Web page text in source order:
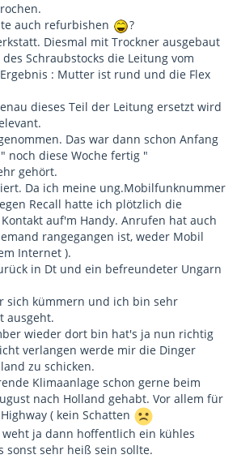
auch refurbishen
?
Diesmal mit Trockner ausgebaut
Schraubstocks die Leitung vom
: Mutter ist rund und die Flex
dieses Teil der Leitung ersetzt wird
Das war dann schon Anfang
noch diese Woche fertig "
gehört.
Da ich meine ung.Mobilfunknummer
Recall hatte ich plötzlich die
auf'm Handy. Anrufen hat auch
rangegangen ist, weder Mobil
Internet ).
in Dt und ein befreundeter Ungarn
sich kümmern und ich bin sehr
ausgeht.
wieder dort bin hat's ja nun richtig
verlangen werde mir die Dinger
zu schicken.
Klimaanlage schon gerne beim
nach Holland gehabt. Vor allem für
( kein Schatten
ja dann hoffentlich ein kühles
sonst sehr heiß sein sollte.